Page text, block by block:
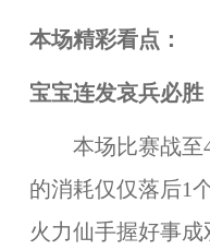
本场精彩看点：
宝宝连发哀兵必
本场比赛战至
的消耗仅仅落后1
火力仙手握好事